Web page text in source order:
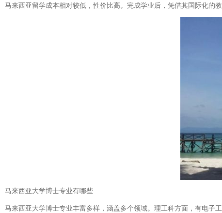
马来西亚留学成本相对较低，性价比高。完成学业后，凭借其国际化的
马来西亚大学博士专业有哪些
马来西亚大学博士专业丰富多样，涵盖多个领域。理工科方面，有电子